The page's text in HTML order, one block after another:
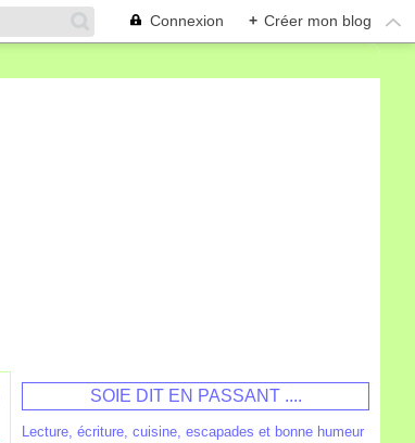
Connexion + Créer mon blog
SOIE DIT EN PASSANT ....
Lecture, écriture, cuisine, escapades et bonne humeur